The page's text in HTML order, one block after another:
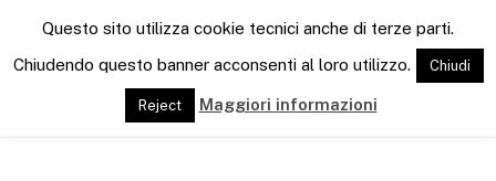
e
n
u
Questo sito utilizza cookie tecnici anche di terze parti.
Chiudendo questo banner acconsenti al loro utilizzo.
Chiudi
Reject Maggiori informazioni